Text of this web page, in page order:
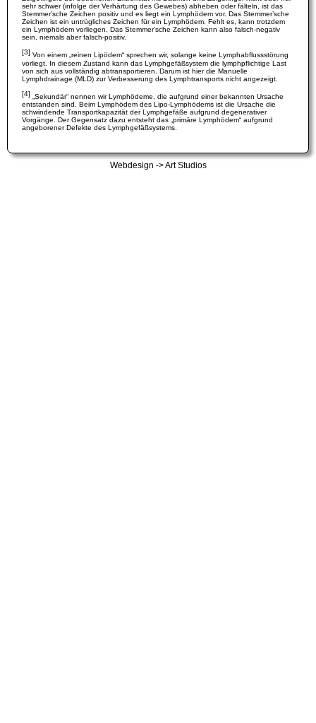
sehr schwer (infolge der Verhärtung des Gewebes) abheben oder fälteln, ist das
Stemmer’sche Zeichen positiv und es liegt ein Lymphödem vor. Das Stemmer’sche
Zeichen ist ein untrügliches Zeichen für ein Lymphödem. Fehlt es, kann trotzdem
ein Lymphödem vorliegen. Das Stemmer’sche Zeichen kann also falsch-negativ
sein, niemals aber falsch-positiv.
[3] Von einem „reinen Lipödem“ sprechen wir, solange keine Lymphabflussstörung
vorliegt. In diesem Zustand kann das Lymphgefäßsystem die lymphpflichtige Last
von sich aus vollständig abtransportieren. Darum ist hier die Manuelle
Lymphdrainage (MLD) zur Verbesserung des Lymphtransports nicht angezeigt.
[4] „Sekundär“ nennen wir Lymphödeme, die aufgrund einer bekannten Ursache
entstanden sind. Beim Lymphödem des Lipo-Lymphödems ist die Ursache die
schwindende Transportkapazität der Lymphgefäße aufgrund degenerativer
Vorgänge. Der Gegensatz dazu entsteht das „primäre Lymphödem“ aufgrund
angeborener Defekte des Lymphgefäßsystems.
Webdesign -> Art Studios